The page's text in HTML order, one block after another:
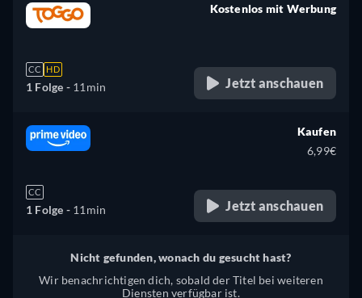
CC HD
1 Folge - 11min
Kostenlos mit Werbung
Jetzt anschauen
CC
1 Folge - 11min
Kaufen
6,99€
Jetzt anschauen
Nicht gefunden, wonach du gesucht hast?
Wir benachrichtigen dich, sobald der Titel bei weiteren
Diensten verfügbar ist.